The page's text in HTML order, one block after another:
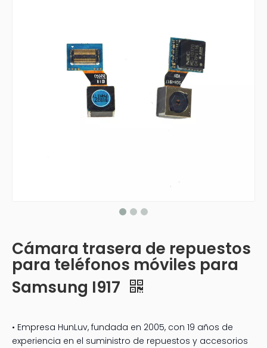
Cámara trasera de repuestos
para teléfonos móviles para
Samsung I917
• Empresa HunLuv, fundada en 2005, con 19 años de
experiencia en el suministro de repuestos y accesorios